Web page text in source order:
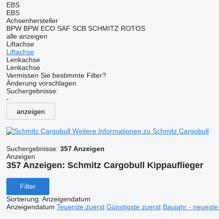
EBS
EBS
Achsenhersteller
BPW BPW ECO SAF SCB SCHMITZ ROTOS
alle anzeigen
Liftachse
Liftachse
Lenkachse
Lenkachse
Vermissen Sie bestimmte Filter?
Änderung vorschlagen
Suchergebnisse:
-
anzeigen
Weitere Informationen zu Schmitz Cargobull
Suchergebnisse: 357 Anzeigen
Anzeigen
357 Anzeigen: Schmitz Cargobull Kippauflieger
Filter
Sortierung: Anzeigendatum
Anzeigendatum Teuerste zuerst Günstigste zuerst Baujahr -